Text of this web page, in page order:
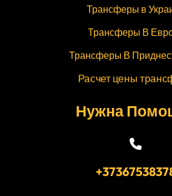
Трансферы в
Трансферы В
Трансферы В
Расчет цены
Нужна